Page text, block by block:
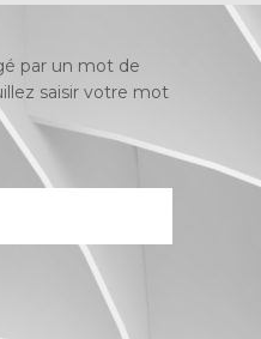
par un mot de
saisir votre mot